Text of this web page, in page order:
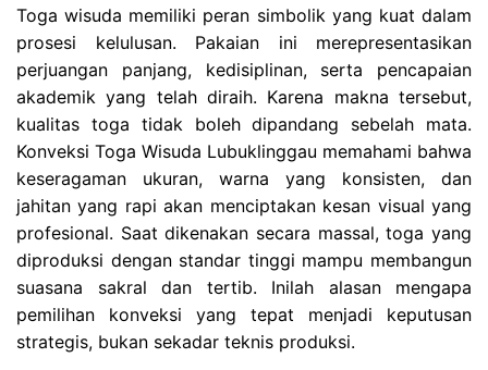
Toga wisuda memiliki peran simbolik yang kuat dalam
prosesi kelulusan. Pakaian ini merepresentasikan
perjuangan panjang, kedisiplinan, serta pencapaian
akademik yang telah diraih. Karena makna tersebut,
kualitas toga tidak boleh dipandang sebelah mata.
Konveksi Toga Wisuda Lubuklinggau memahami bahwa
keseragaman ukuran, warna yang konsisten, dan
jahitan yang rapi akan menciptakan kesan visual yang
profesional. Saat dikenakan secara massal, toga yang
diproduksi dengan standar tinggi mampu membangun
suasana sakral dan tertib. Inilah alasan mengapa
pemilihan konveksi yang tepat menjadi keputusan
strategis, bukan sekadar teknis produksi.